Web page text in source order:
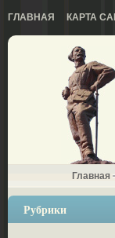
ГЛАВНАЯ КАРТА
Главная
Рубрики